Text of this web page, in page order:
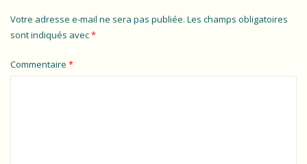
Votre adresse e-mail ne sera pas publiée. Les champs obligatoires
sont indiqués avec*
Commentaire *